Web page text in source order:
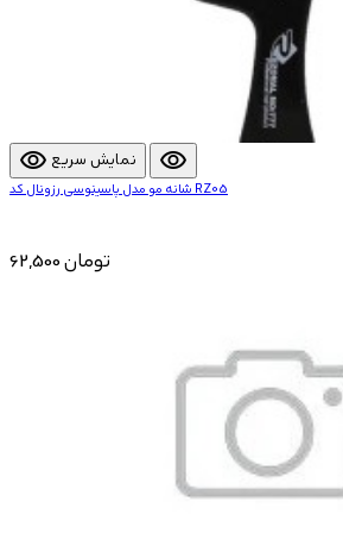
visibility نمایش سریع visibility
شانه مو مدل پاسینوسی رزونال کد RZ05
62,500 تومان